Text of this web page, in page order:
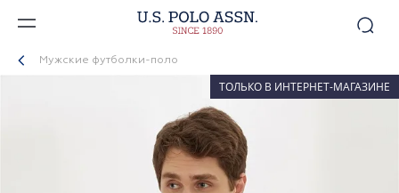
Мужские футболки-поло
ТОЛЬКО В ИНТЕРНЕТ-МАГАЗИНЕ